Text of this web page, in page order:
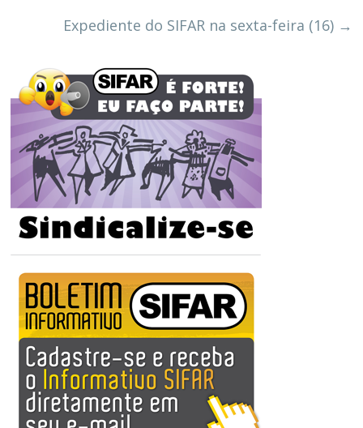
Expediente do SIFAR na sexta-feira (16) →